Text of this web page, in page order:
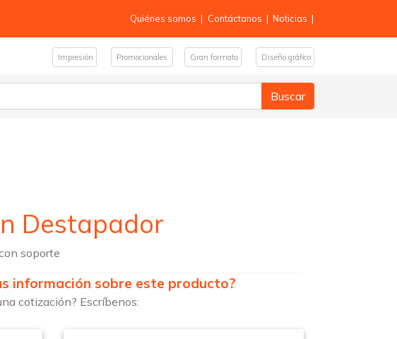
Quiénes somos | Contáctanos | Noticias |
Impresión Promocionales Gran formato Diseño gráfico
Destapador
soporte
información sobre este producto?
cotización? Escríbenos: